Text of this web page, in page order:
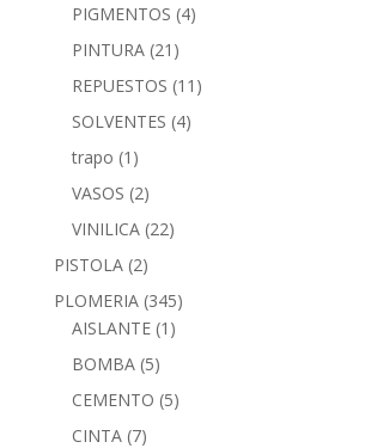
PIGMENTOS (4)
PINTURA (21)
REPUESTOS (11)
SOLVENTES (4)
trapo (1)
VASOS (2)
VINILICA (22)
PISTOLA (2)
PLOMERIA (345)
AISLANTE (1)
BOMBA (5)
CEMENTO (5)
CINTA (7)